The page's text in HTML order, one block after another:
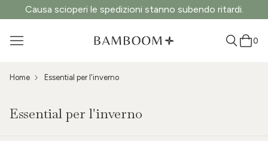
Causa scioperi le spedizioni stanno subendo ritardi.
0
Home Essential per l'inverno
Essential per l'inverno